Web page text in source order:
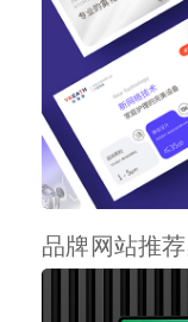
品牌网站推